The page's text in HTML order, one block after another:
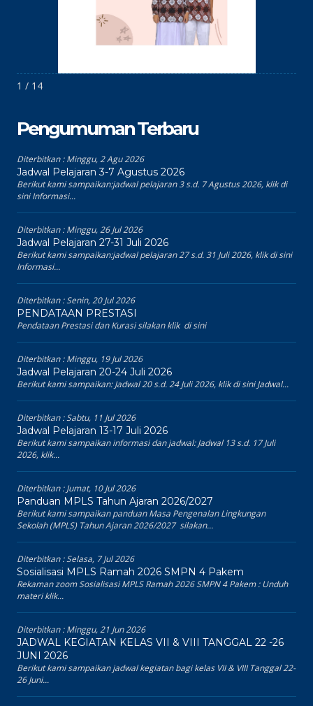
1 / 14
Pengumuman Terbaru
Diterbitkan :Minggu, 2 Agu 2026
Jadwal Pelajaran 3-7 Agustus 2026
Berikut kami sampaikan:jadwal pelajaran 3 s.d. 7 Agustus 2026, klik di
sini Informasi...
Diterbitkan :Minggu, 26 Jul 2026
Jadwal Pelajaran 27-31 Juli 2026
Berikut kami sampaikan:jadwal pelajaran 27 s.d. 31 Juli 2026, klik di sini
Informasi...
Diterbitkan :Senin, 20 Jul 2026
PENDATAAN PRESTASI
Pendataan Prestasi dan Kurasi silakan klik di sini
Diterbitkan :Minggu, 19 Jul 2026
Jadwal Pelajaran 20-24 Juli 2026
Berikut kami sampaikan: Jadwal 20 s.d. 24 Juli 2026, klik di sini Jadwal...
Diterbitkan :Sabtu, 11 Jul 2026
Jadwal Pelajaran 13-17 Juli 2026
Berikut kami sampaikan informasi dan jadwal: Jadwal 13 s.d. 17 Juli
2026, klik...
Diterbitkan :Jumat, 10 Jul 2026
Panduan MPLS Tahun Ajaran 2026/2027
Berikut kami sampaikan panduan Masa Pengenalan Lingkungan
Sekolah (MPLS) Tahun Ajaran 2026/2027 silakan...
Diterbitkan :Selasa, 7 Jul 2026
Sosialisasi MPLS Ramah 2026 SMPN 4 Pakem
Rekaman zoom Sosialisasi MPLS Ramah 2026 SMPN 4 Pakem : Unduh
materi klik...
Diterbitkan :Minggu, 21 Jun 2026
JADWAL KEGIATAN KELAS VII & VIII TANGGAL 22 -26
JUNI 2026
Berikut kami sampaikan jadwal kegiatan bagi kelas VII & VIII Tanggal 22-
26 Juni...